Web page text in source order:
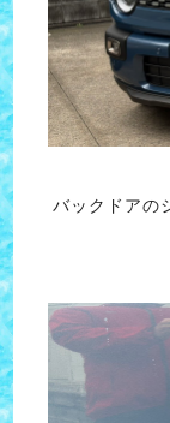
バックドアの